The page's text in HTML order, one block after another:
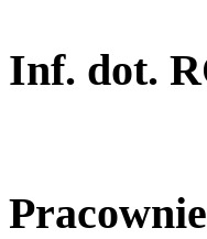
Inf. dot.